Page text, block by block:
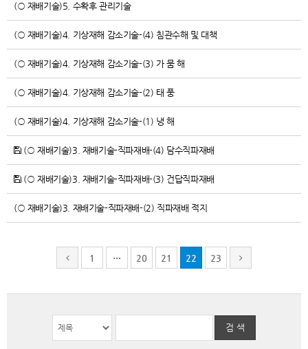
(○ 재배기술)5. 수확후 관리기술
(○ 재배기술)4. 기상재해 감소기술-(4) 침관수해 및 대책
(○ 재배기술)4. 기상재해 감소기술-(3) 가 뭄 해
(○ 재배기술)4. 기상재해 감소기술-(2) 태 풍
(○ 재배기술)4. 기상재해 감소기술-(1) 냉 해
(○ 재배기술)3. 재배기술-직파재배-(4) 담수직파재배
(○ 재배기술)3. 재배기술-직파재배-(3) 건답직파재배
(○ 재배기술)3. 재배기술-직파재배-(2) 직파재배 적지
1 … 20 21 22 23
검 색